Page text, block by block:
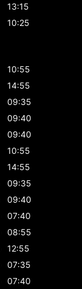
13:15
10:25
10:55
14:55
09:35
09:40
09:40
10:55
14:55
09:35
09:40
07:40
08:55
12:55
07:35
07:40